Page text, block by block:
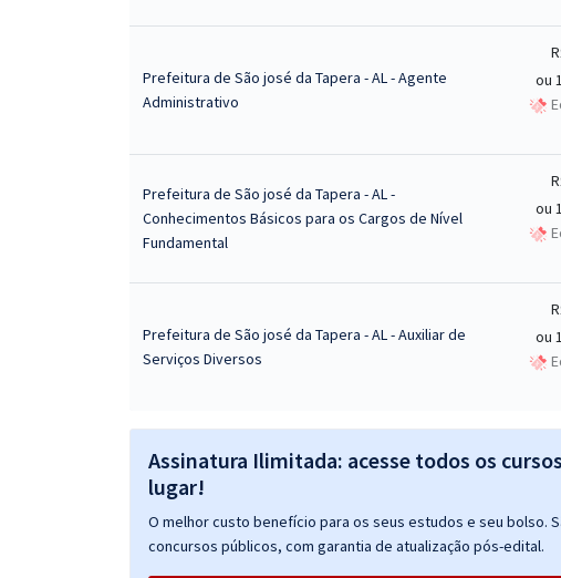
Prefeitura de São josé da Tapera - AL - Agente
Administrativo
ou
Prefeitura de São josé da Tapera - AL -
Conhecimentos Básicos para os Cargos de Nível
Fundamental
ou
Prefeitura de São josé da Tapera - AL - Auxiliar de
Serviços Diversos
ou
Assinatura Ilimitada: acesse todos os
lugar!
O melhor custo benefício para os seus estudos e seu bolso.
concursos públicos, com garantia de atualização pós-edital.